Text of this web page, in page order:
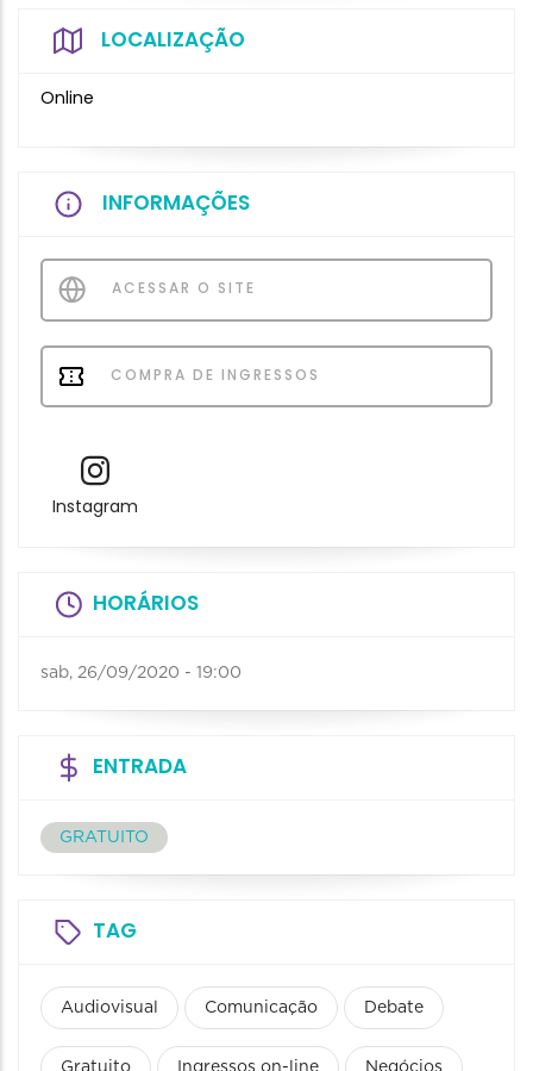
LOCALIZAÇÃO
Online
INFORMAÇÕES
ACESSAR O SITE
COMPRA DE INGRESSOS
Instagram
HORÁRIOS
sab, 26/09/2020 - 19:00
ENTRADA
GRATUITO
TAG
Audiovisual Comunicação Debate
Gratuito Ingressos on-line Negócios